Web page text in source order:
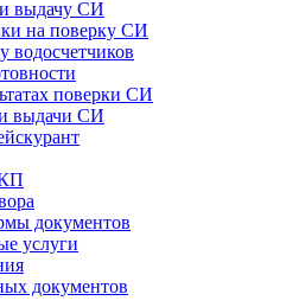
выдачу СИ
на поверку СИ
водосчетчиков
поверки СИ
выдачи СИ
документов
услуги
документов